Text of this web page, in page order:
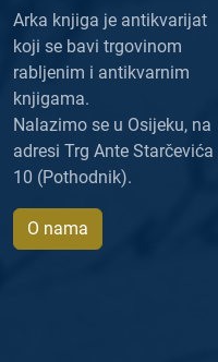
Arka knjiga je antikvarijat
koji se bavi trgovinom
rabljenim i antikvarnim
knjigama.
Nalazimo se u Osijeku, na
adresi Trg Ante Starčevića
10 (Pothodnik).
O nama